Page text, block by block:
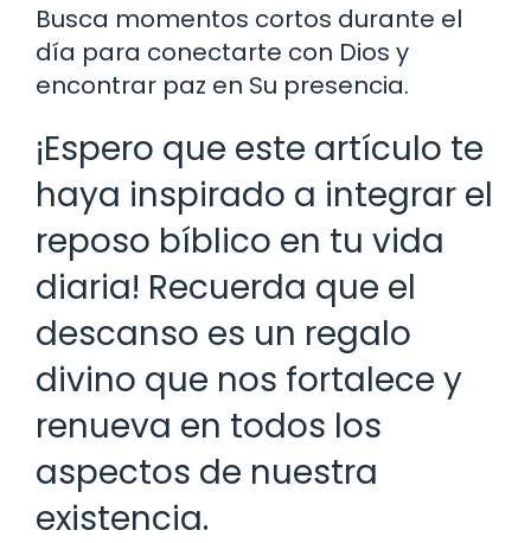
Busca momentos cortos durante el
día para conectarte con Dios y
encontrar paz en Su presencia.
¡Espero que este artículo te
haya inspirado a integrar el
reposo bíblico en tu vida
diaria! Recuerda que el
descanso es un regalo
divino que nos fortalece y
renueva en todos los
aspectos de nuestra
existencia.